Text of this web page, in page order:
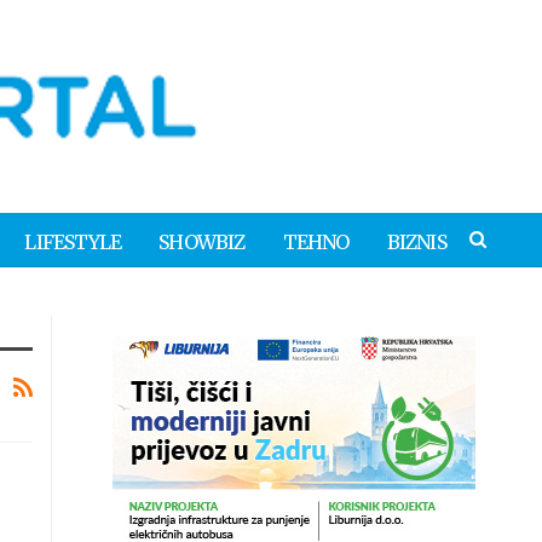
LIFESTYLE SHOWBIZ TEHNO BIZNIS